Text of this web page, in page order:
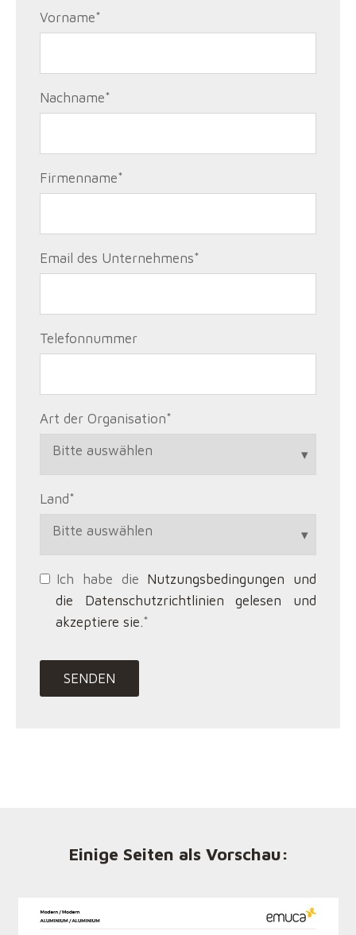
Vorname*
Nachname*
Firmenname*
Email des Unternehmens*
Telefonnummer
Art der Organisation*
Land*
Ich habe die Nutzungsbedingungen und
die Datenschutzrichtlinien gelesen und
akzeptiere sie.*
Einige Seiten als Vorschau: